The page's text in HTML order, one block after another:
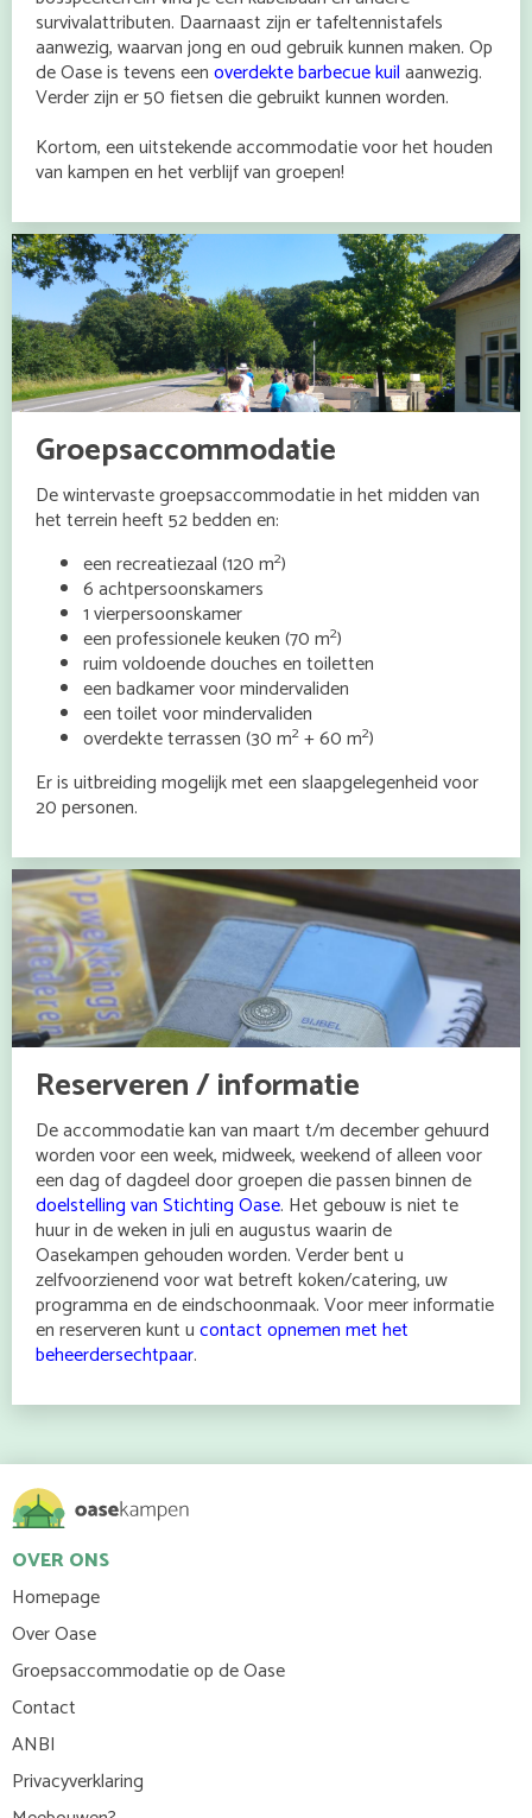
survivalattributen. Daarnaast zijn er tafeltennistafels
aanwezig, waarvan jong en oud gebruik kunnen maken. Op
de Oase is tevens eenoverdekte barbecue kuilaanwezig.
Verder zijn er 50 fietsen die gebruikt kunnen worden.
Kortom, een uitstekende accommodatie voor het houden
van kampen en het verblijf van groepen!
Groepsaccommodatie
De wintervaste groepsaccommodatie in het midden van
het terrein heeft 52 bedden en:
een recreatiezaal (120 m2)
6 achtpersoonskamers
1 vierpersoonskamer
een professionele keuken (70 m2)
ruim voldoende douches en toiletten
een badkamer voor mindervaliden
een toilet voor mindervaliden
overdekte terrassen (30 m2 + 60 m2)
Er is uitbreiding mogelijk met een slaapgelegenheid voor
20 personen.
Reserveren / informatie
De accommodatie kan van maart t/m december gehuurd
worden voor een week, midweek, weekend of alleen voor
een dag of dagdeel door groepen die passen binnen de
doelstelling van Stichting Oase. Het gebouw is niet te
huur in de weken in juli en augustus waarin de
Oasekampen gehouden worden. Verder bent u
zelfvoorzienend voor wat betreft koken/catering, uw
programma en de eindschoonmaak. Voor meer informatie
en reserveren kunt ucontact opnemen met het
beheerdersechtpaar.
OVER ONS
Homepage
Over Oase
Groepsaccommodatie op de Oase
Contact
ANBI
Privacyverklaring